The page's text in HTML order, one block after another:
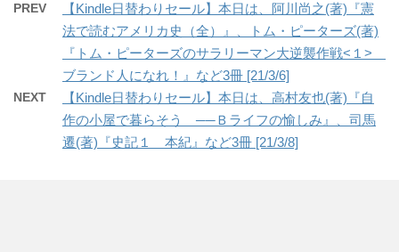
PREV
【Kindle日替わりセール】本日は、阿川尚之(著)『憲
法で読むアメリカ史（全）』、トム・ピーターズ(著)
『トム・ピーターズのサラリーマン大逆襲作戦<１>
ブランド人になれ！』など3冊 [21/3/6]
NEXT
【Kindle日替わりセール】本日は、高村友也(著)『自
作の小屋で暮らそう ──Ｂライフの愉しみ』、司馬
遷(著)『史記１ 本紀』など3冊 [21/3/8]